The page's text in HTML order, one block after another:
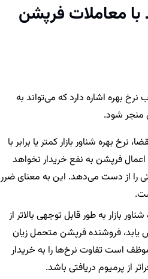
معاملات فرپشن
بهره اشاره دارد که می‌تواند به
منجر شود.
نرخ بهره شناور بازار کمتر یا برابر با
فرپشن به نفع خریدار نخواهد
را از دست می‌دهد. این به معنای ضرر
بازار به طور قابل توجهی بالاتر از
یابد، فروشنده فرپشن متحمل زیان
است تفاوت نرخ‌ها را به خریدار
از پرمیوم دریافتی باشد.